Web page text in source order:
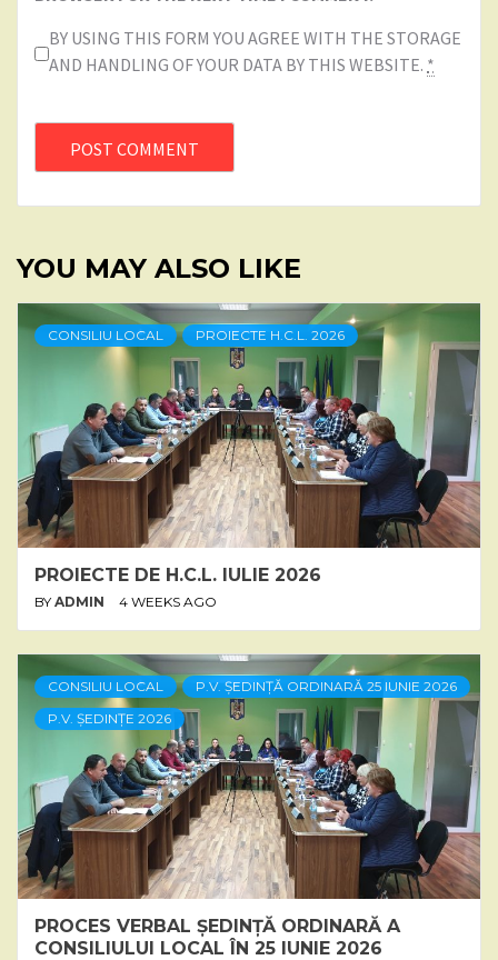
BY USING THIS FORM YOU AGREE WITH THE STORAGE
AND HANDLING OF YOUR DATA BY THIS WEBSITE. *
YOU MAY ALSO LIKE
CONSILIU LOCAL PROIECTE H.C.L. 2026
PROIECTE DE H.C.L. IULIE 2026
BY ADMIN 4 WEEKS AGO
CONSILIU LOCAL
P.V. ȘEDINȚĂ ORDINARĂ 25 IUNIE 2026
P.V. ȘEDINȚE 2026
PROCES VERBAL ȘEDINȚĂ ORDINARĂ A
CONSILIULUI LOCAL ÎN 25 IUNIE 2026